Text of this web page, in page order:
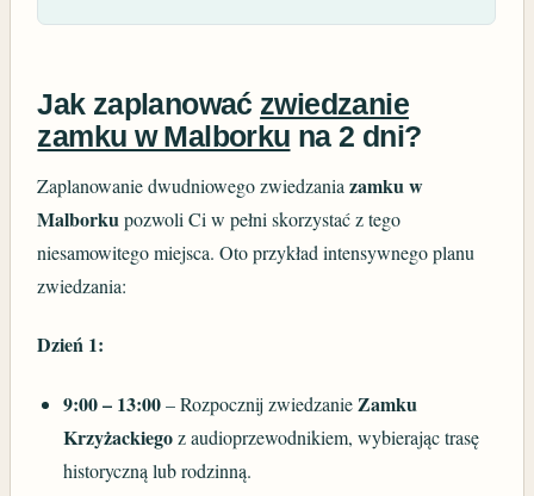
Jak zaplanować zwiedzanie
zamku w Malborku na 2 dni?
Zaplanowanie dwudniowego zwiedzaniazamku w
Malborkupozwoli Ci w pełni skorzystać z tego
niesamowitego miejsca. Oto przykład intensywnego planu
zwiedzania:
Dzień 1:
9:00 – 13:00– Rozpocznij zwiedzanieZamku
Krzyżackiegoz audioprzewodnikiem, wybierając trasę
historyczną lub rodzinną.